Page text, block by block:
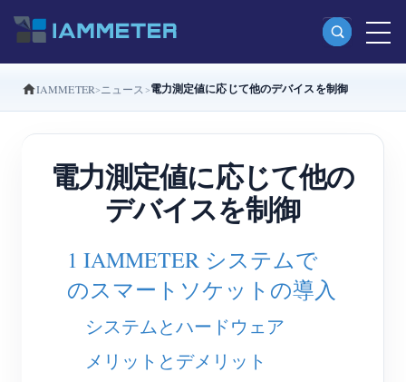
製品
単相Wi-Fiエネルギーメーター（WEM3080）
分相Wi-Fiエネルギーメーター（WEM2067）
三相Wi-Fiエネルギーメーター（WEM3080T）
三相Wi-Fiエネルギーメーター（WEM3050T）
IAMMETER ニュース 電力測定値に応じて他のデバイスを制御
電力測定値に応じて他の
デバイスを制御
1 IAMMETER システムで
のスマートソケットの導入
システムとハードウェア
メリットとデメリット